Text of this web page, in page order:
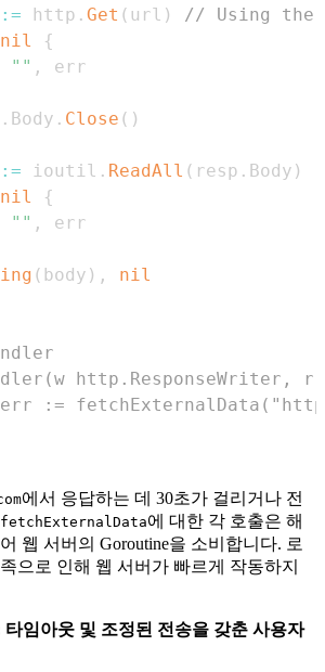
:= http . Get ( url )
// Using
nil
{
"" ,
. Body . Close ( )
:= ioutil . ReadAll ( resp . Body )
nil
{
"" ,
( body ) ,
nil
http.ResponseWriter,
:=
에서 응답하는 데 30초가 걸리거나 전
fetchExternalData에 대한 각 호출은 해
웹 서버의 Goroutine을 소비합니다. 로
으로 인해 웹 서버가 빠르게 작동하지
임아웃 및 조정된 전송을 갖춘 사용자